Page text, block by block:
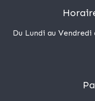
Du Lundi au Vendredi